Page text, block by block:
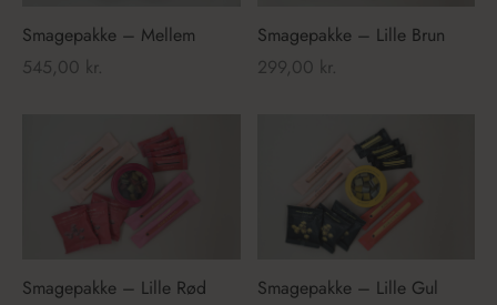
Smagepakke – Mellem
545,00 kr.
Smagepakke – Lille Brun
299,00 kr.
Smagepakke – Lille Rød
Smagepakke – Lille Gul